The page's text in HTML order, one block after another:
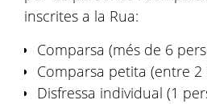
inscrites a la Rua:
Comparsa (més de 6
Comparsa petita (entre 2
Disfressa individual (1